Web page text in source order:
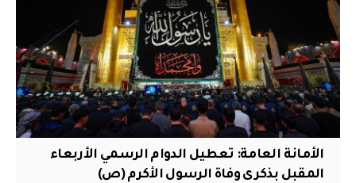
الأمانة العامة: تعطيل الدوام الرسمي الأربعاء
المقبل بذكرى وفاة الرسول الأكرم (ص)